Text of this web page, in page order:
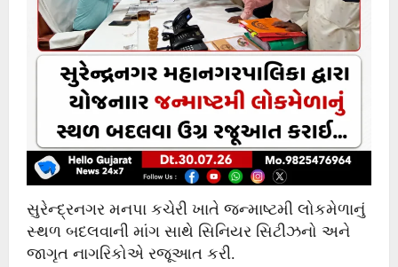
સુરેન્દ્રનગર મનપા કચેરી ખાતે જન્માષ્ટમી લોકમેળાનું
સ્થળ બદલવાની માંગ સાથે સિનિયર સિટીઝનો અને
જાગૃત નાગરિકોએ રજૂઆત કરી.